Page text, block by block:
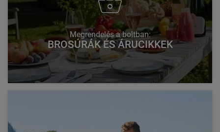
Megrendelés a boltban:
BROSÚRÁK ÉS ÁRUCIKKEK